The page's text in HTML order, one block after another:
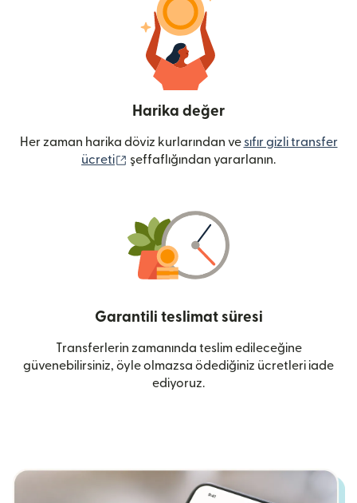
Harika değer
Her zaman harika döviz kurlarından ve sıfır gizli transfer
ücreti
(yeni pencerede açılır)
şeffaflığından yararlanın.
Garantili teslimat süresi
Transferlerin zamanında teslim edileceğine
güvenebilirsiniz, öyle olmazsa ödediğiniz ücretleri iade
ediyoruz.